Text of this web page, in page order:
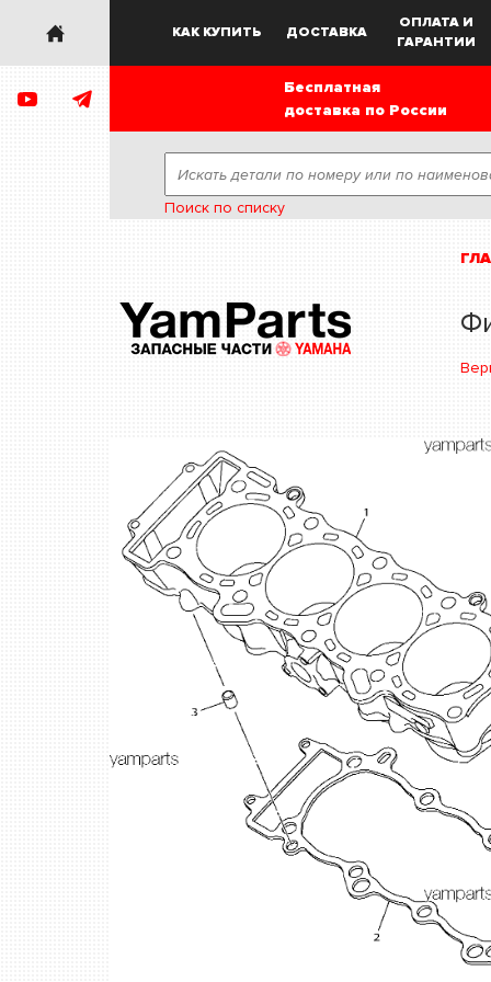
КАК КУПИТЬ ДОСТАВКА
ОПЛАТА И
ГАРАНТИИ
Бесплатная
доставка по России
Поиск по списку